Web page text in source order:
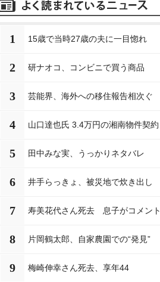
1 15歳で当時27歳の夫に一目惚れ
2 研ナオコ、コンビニで買う商品
3 芸能界、海外への移住報告相次ぐ
4 山口達也氏 3.4万円の湘南物件契約
5 田中みな実、うっかりネタバレ
6 井手らっきょ、被災地で炊き出し
7 寿美花代さん死去 息子がコメント
8 片岡鶴太郎、自家農園での“発見”
9 梅崎伸幸さん死去、享年44